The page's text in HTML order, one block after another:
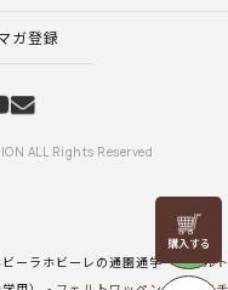
リリヤン
フェア
ガ登録
ALL Rights Reserved
ーラホビーレの通園通学 フェル